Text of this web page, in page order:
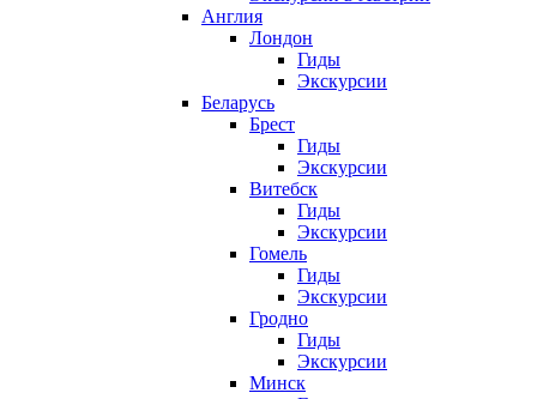
Англия
Лондон
Гиды
Экскурсии
Беларусь
Брест
Гиды
Экскурсии
Витебск
Гиды
Экскурсии
Гомель
Гиды
Экскурсии
Гродно
Гиды
Экскурсии
Минск